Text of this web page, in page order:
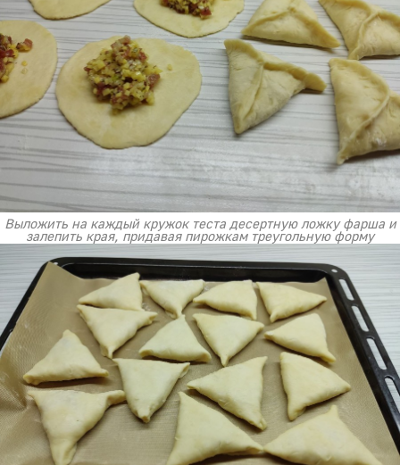
Выложить на каждый кружок теста десертную ложку фарша и
залепить края, придавая пирожкам треугольную форму